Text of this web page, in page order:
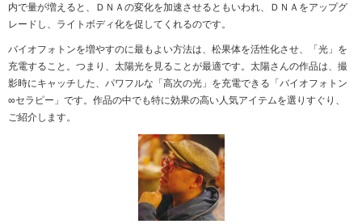
内で量が増えると、ＤＮＡの変化を加速させるともいわれ、ＤＮＡをアップグ
レードし、ライトボディ化を促してくれるのです。
バイオフォトンを増やすのに最もよい方法は、松果体を活性化させ、「光」を
充電すること。つまり、太陽光を見ることが最適です。太陽さんの作品は、撮
影時にキャッチした、パワフルな「高次の光」を充電できる「バイオフォトン
∞セラピー」です。作品の中でも特に効果の高い人気アイテムを選りすぐり、
ご紹介します。